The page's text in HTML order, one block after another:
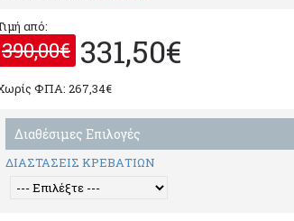
από:
390,00€ 331,50€
ΦΠΑ: 267,34€
Διαθέσιμες Επιλογές
ΔΙΑΣΤΑΣΕΙΣ ΚΡΕΒΑΤΙΩΝ